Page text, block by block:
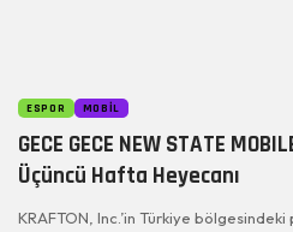
ESPOR MOBIL
GECE GECE NEW STATE
Üçüncü Hafta Heyecanı
KRAFTON, Inc.’in Türkiye